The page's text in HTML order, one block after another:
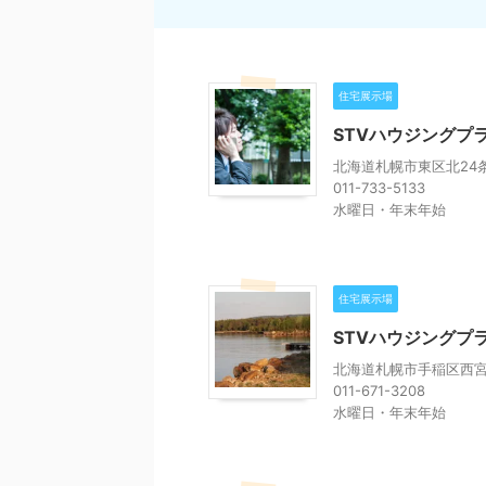
住宅展示場
STVハウジングプ
北海道札幌市東区北24
011-733-5133
水曜日・年末年始
住宅展示場
STVハウジングプ
北海道札幌市手稲区西
011-671-3208
水曜日・年末年始